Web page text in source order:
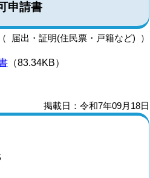
申請書
（ 届出・証明(住民票・戸籍など) ）
（83.34KB）
掲載日：令和7年09月18日